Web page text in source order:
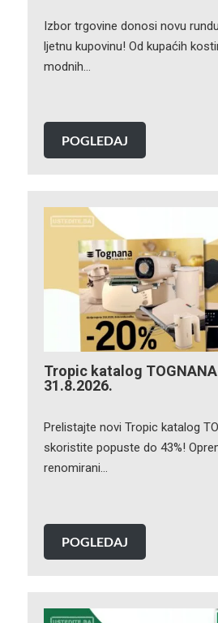
Izbor trgovine donosi novu
ljetnu kupovinu! Od kupaćih
modnih…
POGLEDAJ
Tropic katalog
31.8.2026.
Prelistajte novi Tropic katalog
skoristite popuste do 43%!
renomirani…
POGLEDAJ